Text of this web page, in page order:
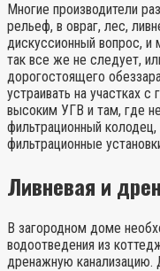
Многие производители
рельеф, в овраг, лес,
дискуссионный вопрос, и
так все же не следует,
дорогостоящего
устраивать на участках
высоким УГВ и там, где
фильтрационный
фильтрационные
Ливневая и
В загородном доме
водоотведения из
дренажную канализацию.